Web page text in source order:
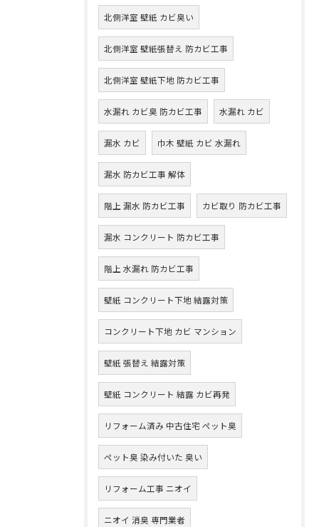
北側洋室 壁紙 カビ臭い
北側洋室 壁紙張替え 防カビ工事
北側洋室 壁紙下地 防カビ工事
水漏れ カビ臭 防カビ工事 水漏れ カビ
漏水 カビ 巾木 壁紙 カビ 水漏れ
漏水 防カビ工事 解体
階上 漏水 防カビ工事 カビ取り 防カビ工事
漏水 コンクリート 防カビ工事
階上 水漏れ 防カビ工事
壁紙 コンクリート下地 結露対策
コンクリート下地 カビ マンション
壁紙 張替え 結露対策
壁紙 コンクリート 結露 カビ再発
リフォーム済み 中古住宅 ペット臭
ペット臭 染み付いた 臭い
リフォーム工事 ニオイ
ニオイ 消臭 専門業者